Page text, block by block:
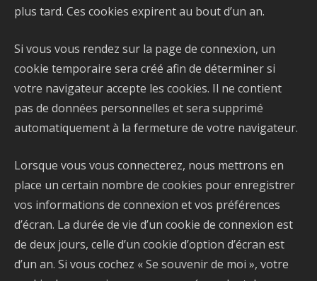
plus tard. Ces cookies expirent au bout d’un an.
Si vous vous rendez sur la page de connexion, un
cookie temporaire sera créé afin de déterminer si
votre navigateur accepte les cookies. Il ne contient
pas de données personnelles et sera supprimé
automatiquement à la fermeture de votre navigateur.
Lorsque vous vous connecterez, nous mettrons en
place un certain nombre de cookies pour enregistrer
vos informations de connexion et vos préférences
d’écran. La durée de vie d’un cookie de connexion est
de deux jours, celle d’un cookie d’option d’écran est
d’un an. Si vous cochez « Se souvenir de moi », votre